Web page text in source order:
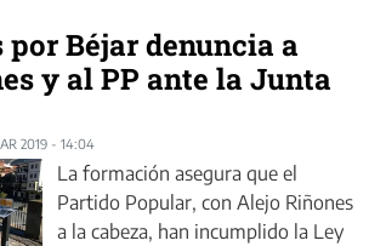
por Béjar denuncia a
y al PP ante la Junta
2019 - 14:04
La formación asegura que el
Partido Popular, con Alejo Riñones
a la cabeza, han incumplido la Ley